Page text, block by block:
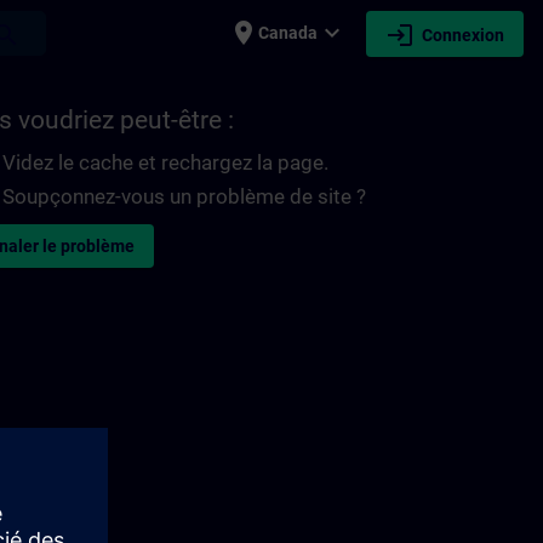
place Canada expand_more login Connexion
voudriez peut-être :
Videz le cache et rechargez la page.
Soupçonnez-vous un problème de site ?
le problème